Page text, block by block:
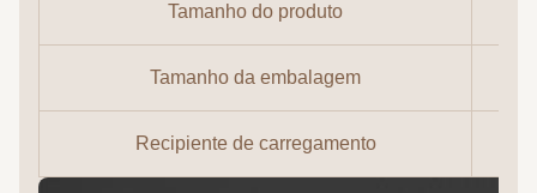
Tamanho do produto
Tamanho da embalagem
Recipiente de carregamento